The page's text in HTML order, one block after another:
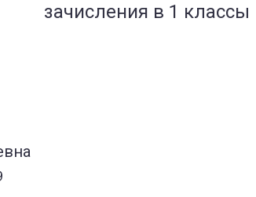
зачисления в 1 классы